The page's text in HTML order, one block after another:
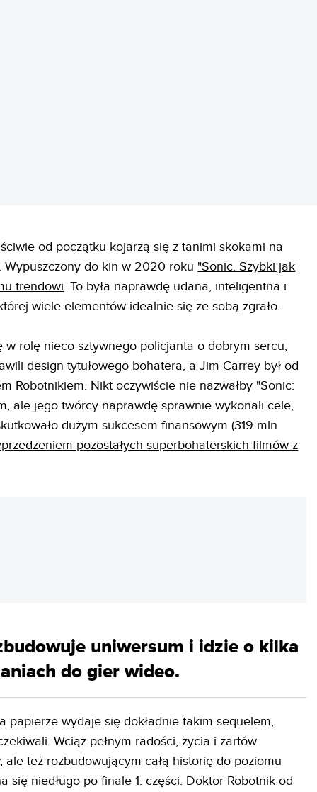
od początku kojarzą się z tanimi skokami na
do kin w 2020 roku "Sonic. Szybki jak
trendowi. To była naprawdę udana, inteligentna i
wiele elementów idealnie się ze sobą zgrało.
w rolę nieco sztywnego policjanta o dobrym sercu,
design tytułowego bohatera, a Jim Carrey był od
Robotnikiem. Nikt oczywiście nie nazwałby "Sonic:
ale jego twórcy naprawdę sprawnie wykonali cele,
dużym sukcesem finansowym (319 mln
pozostałych superbohaterskich filmów z
uniwersum i idzie o kilka
do gier wideo.
papierze wydaje się dokładnie takim sequelem,
Wciąż pełnym radości, życia i żartów
ale też rozbudowującym całą historię do poziomu
się niedługo po finale 1. części. Doktor Robotnik od